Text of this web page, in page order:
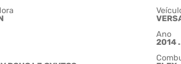
Ano
2014